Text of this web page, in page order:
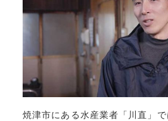
焼津市にある水産業者「川直」